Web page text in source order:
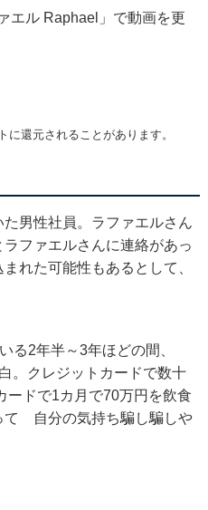
エル Raphael」で動画を更
還元されることがあります。
男性社員。ラファエルさん
ファエルさんに連絡があっ
れた可能性もあるとして、
る2年半～3年ほどの間、
。クレジットカードで数十
ードで1カ月で70万円を飲食
て 自分の気持ち騙し騙しや